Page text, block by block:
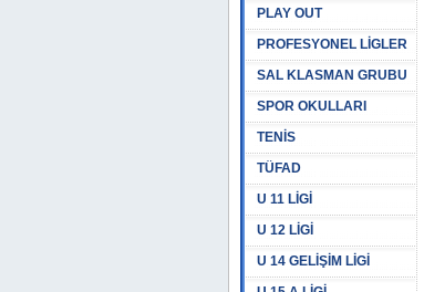
PLAY OUT
PROFESYONEL LİGLER
SAL KLASMAN GRUBU
SPOR OKULLARI
TENİS
TÜFAD
U 11 LİGİ
U 12 LİGİ
U 14 GELİŞİM LİGİ